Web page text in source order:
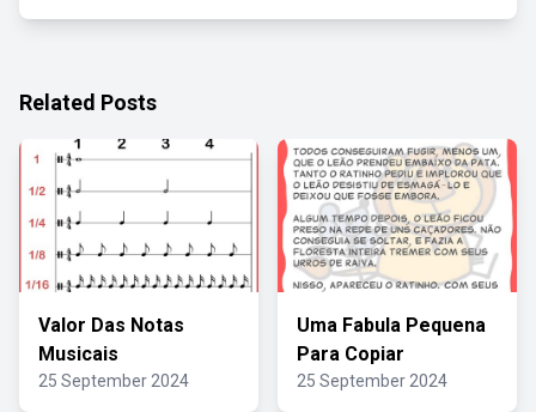
Related Posts
Valor Das Notas
Musicais
25 September 2024
Uma Fabula Pequena
Para Copiar
25 September 2024